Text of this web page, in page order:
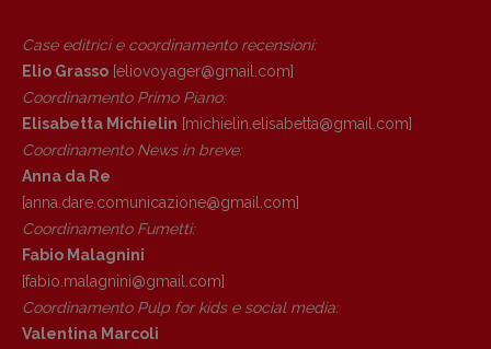
Case editrici e coordinamento recensioni:
Elio Grasso [eliovoyager@gmail.com]
Coordinamento Primo Piano:
Elisabetta Michielin [michielin.elisabetta@gmail.com]
Coordinamento News in breve:
Anna da Re
[anna.dare.comunicazione@gmail.com]
Coordinamento Fumetti:
Fabio Malagnini
[fabio.malagnini@gmail.com]
Coordinamento Pulp for kids e social media:
Valentina Marcoli